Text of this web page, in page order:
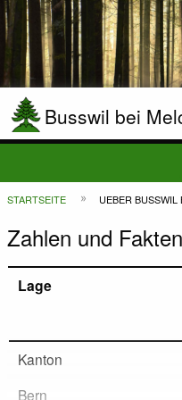
Busswil bei
Pfadnavigation
STARTSEITE UEBER BUSSWIL
Zahlen und Fakten
Lage
Kanton
Bern